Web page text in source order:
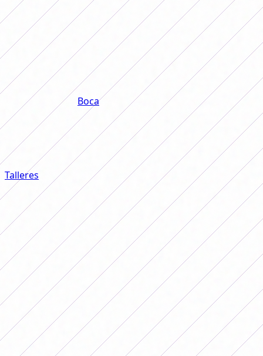
Central perdeu para o Banfield e foi rebaixado para a
Primera B. (Foto: rcentralfem)
Outra das partidas importantes da data foi a partida
entre San Luis e Boca, na Zona A, em que os Gladiadores
venceram por 4 a 0 e, apesar de Belgrano ter vencido o
SAT, foram os únicos líderes de seu grupo com 11
unidades.
A Zona B, por sua vez, caracterizou-se por empates.
Talleres , líder do grupo, empatou sem gols com o River
em Córdoba; O Vélez ficou com um ponto importante
para sair da última posição após empatar em 1 a 1 com
o Racing; e Gimnasia e San Lorenzo empataram sem
gols em La Plata.
A única vitória na Zona ocorreu em Rosário, onde o
Banfield venceu o dono da casa e o condenou a
abandonar a categoria, já que matematicamente não
tem chances de permanecer na Primeira devido à média.
A próxima data começará a ser disputada na sexta-feira
com o jogo entre San Lorenzo e River e terminará na
segunda-feira com o jogo entre Rosario Central e
Talleres.